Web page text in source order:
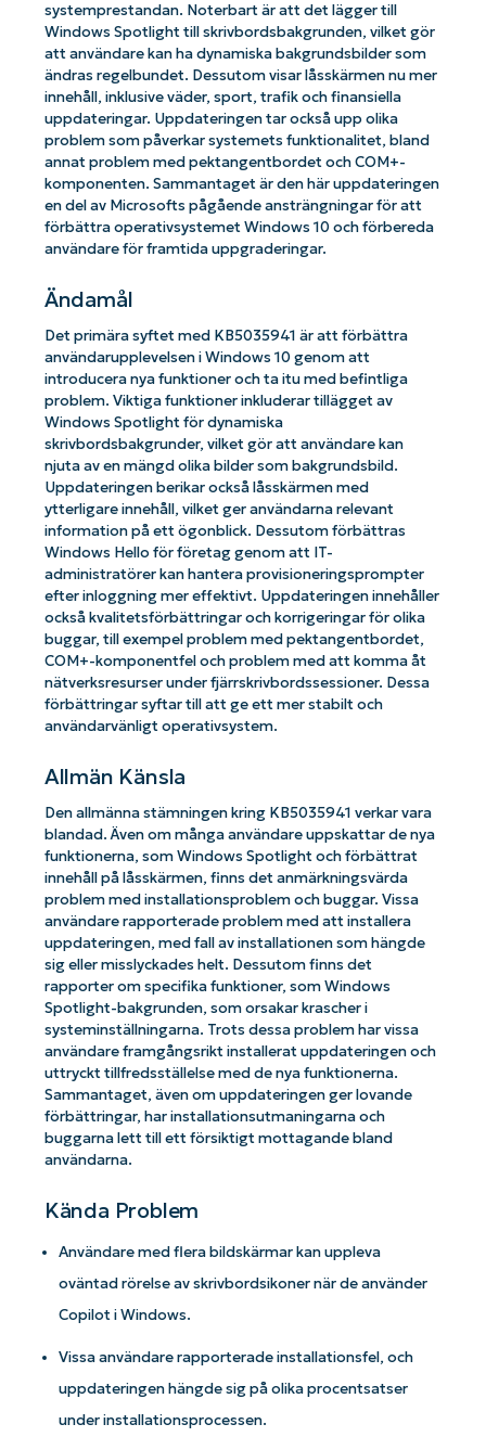
systemprestandan. Noterbart är att det lägger till
Windows Spotlight till skrivbordsbakgrunden, vilket gör
att användare kan ha dynamiska bakgrundsbilder som
ändras regelbundet. Dessutom visar låsskärmen nu mer
innehåll, inklusive väder, sport, trafik och finansiella
uppdateringar. Uppdateringen tar också upp olika
problem som påverkar systemets funktionalitet, bland
annat problem med pektangentbordet och COM+-
komponenten. Sammantaget är den här uppdateringen
en del av Microsofts pågående ansträngningar för att
förbättra operativsystemet Windows 10 och förbereda
användare för framtida uppgraderingar.
Ändamål
Det primära syftet med KB5035941 är att förbättra
användarupplevelsen i Windows 10 genom att
introducera nya funktioner och ta itu med befintliga
problem. Viktiga funktioner inkluderar tillägget av
Windows Spotlight för dynamiska
skrivbordsbakgrunder, vilket gör att användare kan
njuta av en mängd olika bilder som bakgrundsbild.
Uppdateringen berikar också låsskärmen med
ytterligare innehåll, vilket ger användarna relevant
information på ett ögonblick. Dessutom förbättras
Windows Hello för företag genom att IT-
administratörer kan hantera provisioneringsprompter
efter inloggning mer effektivt. Uppdateringen innehåller
också kvalitetsförbättringar och korrigeringar för olika
buggar, till exempel problem med pektangentbordet,
COM+-komponentfel och problem med att komma åt
nätverksresurser under fjärrskrivbordssessioner. Dessa
förbättringar syftar till att ge ett mer stabilt och
användarvänligt operativsystem.
Allmän Känsla
Den allmänna stämningen kring KB5035941 verkar vara
blandad. Även om många användare uppskattar de nya
funktionerna, som Windows Spotlight och förbättrat
innehåll på låsskärmen, finns det anmärkningsvärda
problem med installationsproblem och buggar. Vissa
användare rapporterade problem med att installera
uppdateringen, med fall av installationen som hängde
sig eller misslyckades helt. Dessutom finns det
rapporter om specifika funktioner, som Windows
Spotlight-bakgrunden, som orsakar krascher i
systeminställningarna. Trots dessa problem har vissa
användare framgångsrikt installerat uppdateringen och
uttryckt tillfredsställelse med de nya funktionerna.
Sammantaget, även om uppdateringen ger lovande
förbättringar, har installationsutmaningarna och
buggarna lett till ett försiktigt mottagande bland
användarna.
Kända Problem
Användare med flera bildskärmar kan uppleva
oväntad rörelse av skrivbordsikoner när de använder
Copilot i Windows.
Vissa användare rapporterade installationsfel, och
uppdateringen hängde sig på olika procentsatser
under installationsprocessen.